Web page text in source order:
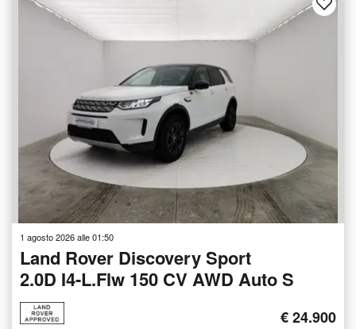
1 agosto 2026 alle 01:50
Land Rover Discovery Sport
2.0D I4-L.Flw 150 CV AWD Auto S
€ 24.900